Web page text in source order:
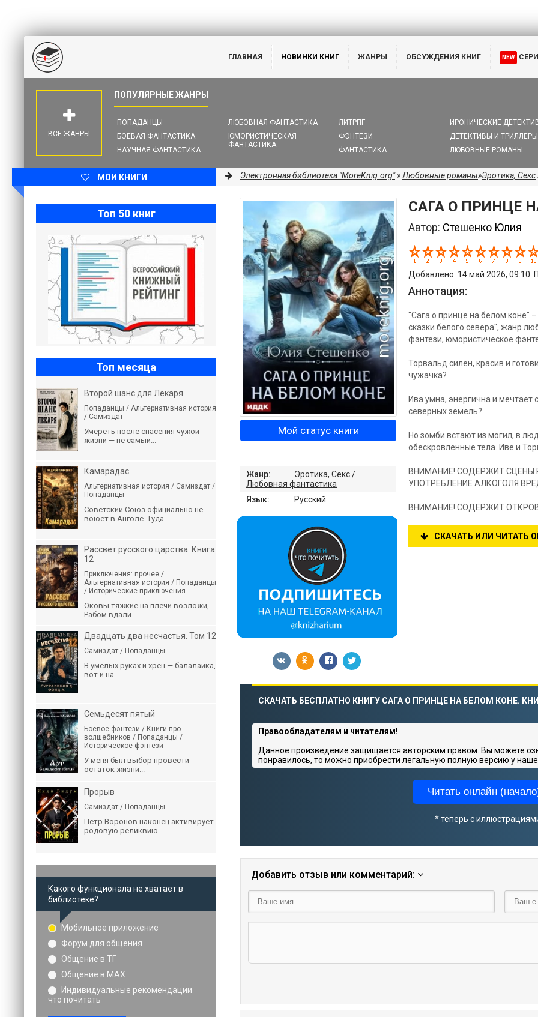
ГЛАВНАЯ НОВИНКИ КНИГ ЖАНРЫ ОБСУЖДЕНИЯ КНИГ NEW
ПОПАДАНЦЫ
БОЕВАЯ ФАНТАСТИКА
НАУЧНАЯ ФАНТАСТИКА
ЛЮБОВНАЯ ФАНТАСТИКА
ЮМОРИСТИЧЕСКАЯ
ФАНТАСТИКА
ЛИТРПГ
ФЭНТЕЗИ
ФАНТАСТИКА
ИРОНИЧЕСКИЕ
ДЕТЕКТИВЫ И ТРИЛЛЕРЫ
ЛЮБОВНЫЕ РОМАНЫ
ВСЕ ЖАНРЫ
МОИ КНИГИ Электронная библиотека "MoreKnig.org"»Любовные романы»Эротика, Секс
САГА О ПРИНЦЕ
Автор: Стешенко Юлия
Добавлено: 14 май 2026, 09:10.
Аннотация:
"Сага о принце на белом коне"
сказки белого севера", жанр
фэнтези, юмористическое
Торвальд силен, красив и
чужачка?
Ива умна, энергична и мечтает
северных земель?
Но зомби встают из могил, в
обескровленные тела. Иве и
ВНИМАНИЕ! СОДЕРЖИТ СЦЕНЫ
УПОТРЕБЛЕНИЕ АЛКОГОЛЯ
ВНИМАНИЕ! СОДЕРЖИТ
СКАЧАТЬ ИЛИ ЧИТАТЬ
Мой статус книги
Жанр: Эротика, Секс/
Любовная фантастика
Язык:
Русский
СКАЧАТЬ БЕСПЛАТНО КНИГУ САГА О ПРИНЦЕ НА БЕЛОМ КОНЕ.
Правообладателям и читателям!
Данное произведение защищается авторским правом. Вы можете
понравилось, то можно приобрести легальную полную версию у
Читать онлайн
* теперь с
Добавить отзыв или комментарий:
Топ 50 книг
Топ месяца
Второй шанс для Лекаря
Попаданцы / Альтернативная история
/ Самиздат
Умереть после спасения чужой
жизни — не самый...
Камарадас
Альтернативная история / Самиздат /
Попаданцы
Советский Союз официально не
воюет в Анголе. Туда...
Рассвет русского царства. Книга
12
Приключения: прочее /
Альтернативная история / Попаданцы
/ Исторические приключения
Оковы тяжкие на плечи возложи,
Рабом вдали...
Двадцать два несчастья. Том 12
Самиздат / Попаданцы
В умелых руках и хрен — балалайка,
вот и на...
Семьдесят пятый
Боевое фэнтези / Книги про
волшебников / Попаданцы /
Историческое фэнтези
У меня был выбор провести
остаток жизни...
Прорыв
Самиздат / Попаданцы
Пётр Воронов наконец активирует
родовую реликвию...
Какого функционала не хватает в
библиотеке?
Мобильное приложение
Форум для общения
Общение в ТГ
Общение в MAX
Индивидуальные рекомендации
что почитать